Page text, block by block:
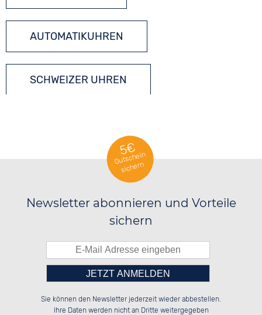
AUTOMATIKUHREN
SCHWEIZER UHREN
5€
Gutschein
sichern
Newsletter abonnieren und Vorteile
sichern
░░████░░██░░░░░░░░░░██░░░░░░██░░
░░░░██░░██████░░░░████░░░░████░░
░░░░██░░░░░░██░░░░░░██░░░░░░██░░
Bitte tragen Sie die Zahl in
das nebenstehende Feld ein.
Sie können den Newsletter jederzeit wieder abbestellen.
Ihre Daten werden nicht an Dritte weitergegeben